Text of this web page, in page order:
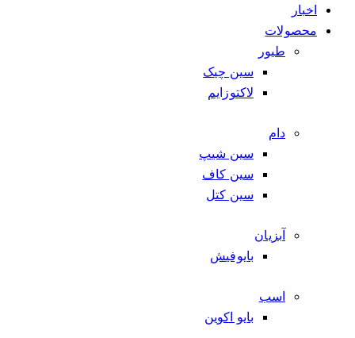
اخبار
محصولات
طیور
سین چیک
لاکتوزایم
دام
سین شیپ
سین کاف
سین کتل
آبزیان
بایوفیش
اسب
بایو اکوین